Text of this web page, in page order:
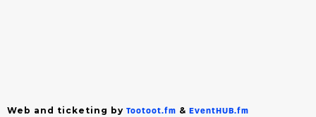
Web and ticketing by Tootoot.fm & EventHUB.fm